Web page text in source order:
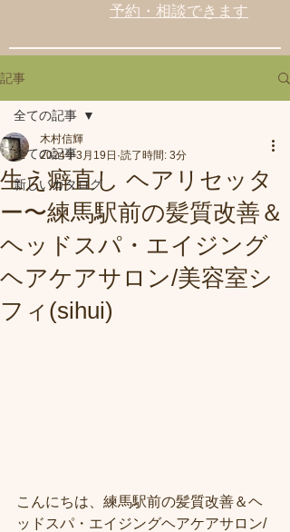
予約・相談できます
記事
全ての記事
新しいカタログ
全ての記事
生え癖直し ヘアリセッタ
ー〜練馬駅前の髪質改善＆
ヘッドスパ・エイジング
ヘアケアサロン/美容室シ
フィ(sihui)
木村信輝
2024年3月19日 読了時間: 3分
こんにちは、練馬駅前の髪質改善＆ヘ
ッドスパ・エイジングヘアケアサロン/